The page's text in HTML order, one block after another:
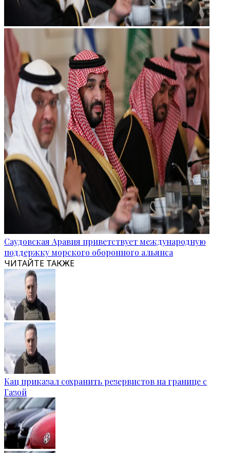
Саудовская Аравия приветствует международную
поддержку морского оборонного альянса
ЧИТАЙТЕ ТАКЖЕ
Кац приказал сохранить резервистов на границе с
Газой